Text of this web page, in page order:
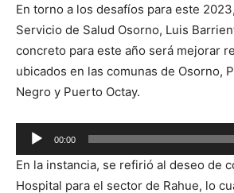
En torno a los desafíos para este
Servicio de Salud Osorno, Luis
concreto para este año será mejorar
ubicados en las comunas de Osorno,
Negro y Puerto Octay.
Reproductor
de
audio
00:00
En la instancia, se refirió al deseo de
Hospital para el sector de Rahue, lo